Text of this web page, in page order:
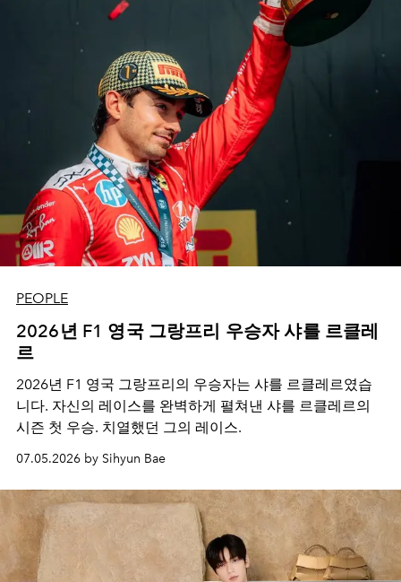
PEOPLE
2026년 F1 영국 그랑프리 우승자 샤를 르클레
르
2026년 F1 영국 그랑프리의 우승자는 샤를 르클레르였습
니다. 자신의 레이스를 완벽하게 펼쳐낸 샤를 르클레르의
시즌 첫 우승. 치열했던 그의 레이스.
07.05.2026 by Sihyun Bae